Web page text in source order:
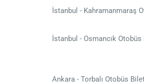
İstanbul - Osmancık Otobüs
Ankara - Torbalı Otobüs